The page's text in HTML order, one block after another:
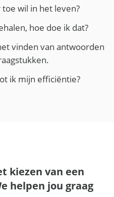
wil in het leven?
hoe doe ik dat?
vinden van antwoorden
ik mijn efficiëntie?
kiezen van een
helpen jou graag